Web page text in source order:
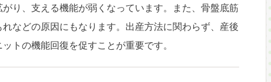
り、支える機能が弱くなっています。また、骨盤底筋
などの原因にもなります。出産方法に関わらず、産後
トの機能回復を促すことが重要です。